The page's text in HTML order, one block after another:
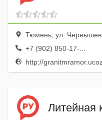
Тюмень, ул.
+7 (902) 850-17-...
http://
Литейная